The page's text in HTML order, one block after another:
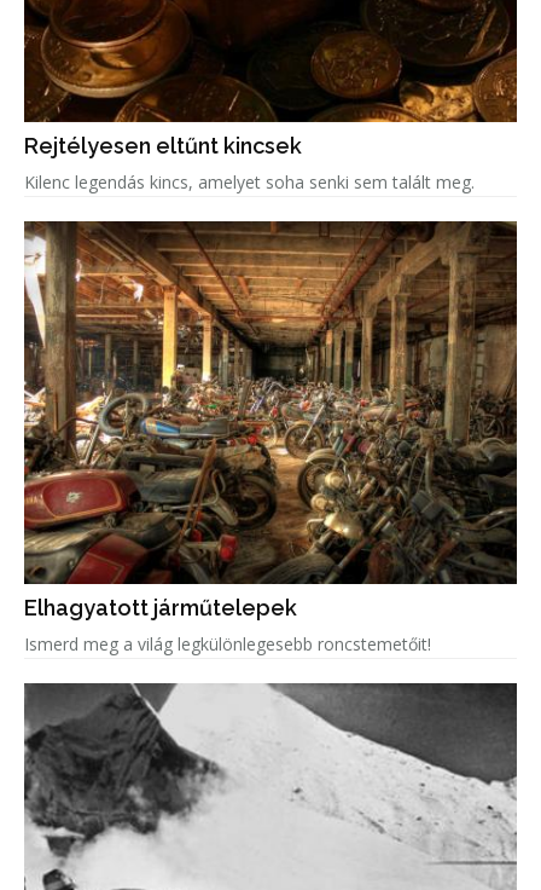
Rejtélyesen eltűnt kincsek
Kilenc legendás kincs, amelyet soha senki sem talált meg.
Elhagyatott járműtelepek
Ismerd meg a világ legkülönlegesebb roncstemetőit!